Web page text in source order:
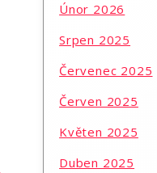
Únor 2026
Srpen 2025
Červenec 2025
Červen 2025
Květen 2025
Duben 2025